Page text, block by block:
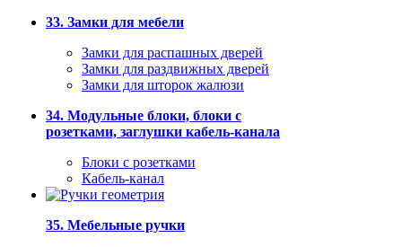
33. Замки для мебели
Замки для распашных дверей
Замки для раздвижных дверей
Замки для шторок жалюзи
34. Модульные блоки, блоки с
розетками, заглушки кабель-канала
Блоки с розетками
Кабель-канал
35. Мебельные ручки